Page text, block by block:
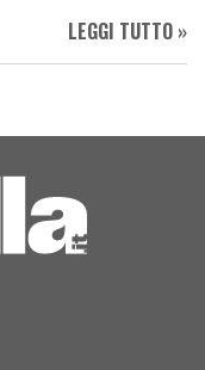
LEGGI TUTTO »